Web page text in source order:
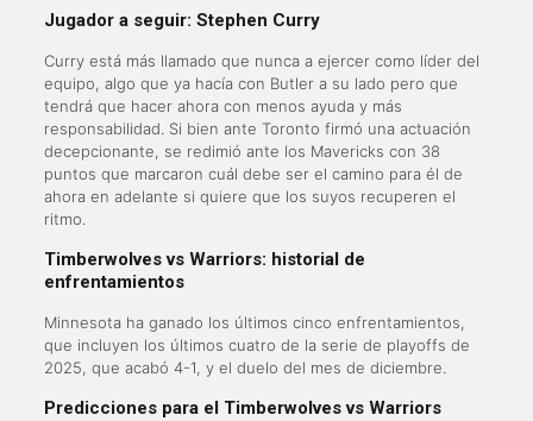
Jugador a seguir: Stephen Curry
Curry está más llamado que nunca a ejercer como líder del
equipo, algo que ya hacía con Butler a su lado pero que
tendrá que hacer ahora con menos ayuda y más
responsabilidad. Si bien ante Toronto firmó una actuación
decepcionante, se redimió ante los Mavericks con 38
puntos que marcaron cuál debe ser el camino para él de
ahora en adelante si quiere que los suyos recuperen el
ritmo.
Timberwolves vs Warriors: historial de
enfrentamientos
Minnesota ha ganado los últimos cinco enfrentamientos,
que incluyen los últimos cuatro de la serie de playoffs de
2025, que acabó 4-1, y el duelo del mes de diciembre.
Predicciones para el Timberwolves vs Warriors